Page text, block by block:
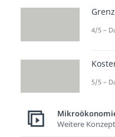
4/5 –
5/5 –
Weitere